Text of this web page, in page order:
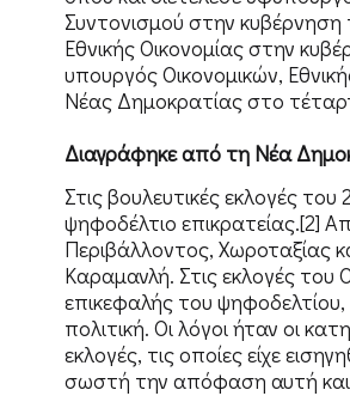
Συντονισμού στην
Εθνικής Οικονομίας στην
υπουργός Οικονομικών,
Νέας Δημοκρατίας στο
Διαγράφηκε από τη Νέα
Στις βουλευτικές εκλογές
ψηφοδέλτιο επικρατείας.[2]
Περιβάλλοντος, Χωροταξίας
Καραμανλή. Στις εκλογές
επικεφαλής του
πολιτική. Οι λόγοι ήταν οι
εκλογές, τις οποίες είχε
σωστή την απόφαση αυτή και